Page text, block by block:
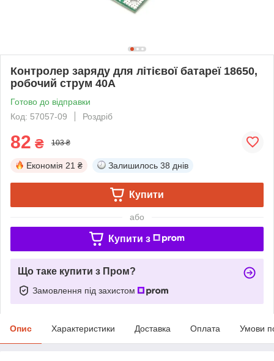
Контролер заряду для літієвої батареї 18650,
робочий струм 40A
Готово до відправки
Код: 57057-09
Роздріб
82 ₴ 103 ₴
Економія 21 ₴ Залишилось 38 днів
Купити
або
Купити з
Що таке купити з Пром?
Замовлення під захистом
Опис Характеристики Доставка Оплата Умови